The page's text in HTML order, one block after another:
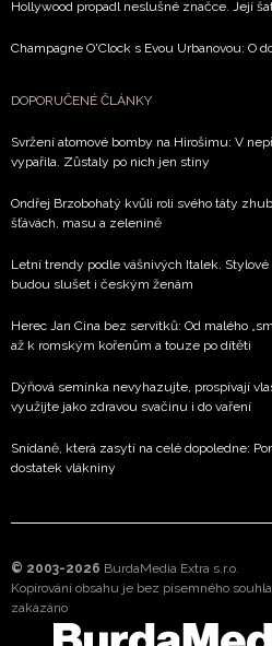
Hollywood propadl neslušné značce. Její
Champagne O'Clock s Evou Urbanovou: O
DOPORUČENÉ ČLÁNKY
Svržení atomové bomby na Hirošimu: V
vypařila. Zůstaly po nich jen stíny
Ondřej Brzobohatý kvůli roli svého táty
šťávách, masu a zelenině
Letní trendy podle vášnivých Italek.
budou slušet i českým ženám
Herec Jan Cina bez servítků: Od malého
až k romským kořenům a touze po dítěti
Dýňová semínka nevyhazujte, prospívají
využijte jako zdravou svačinu i do vaření
Snídaně, která zasytí na celé dopoledne:
dostatek vlákniny
© 2003-2026 BurdaMedia Extra s.r.o.
Kopírování obsahu je bez písemného
zakázáno